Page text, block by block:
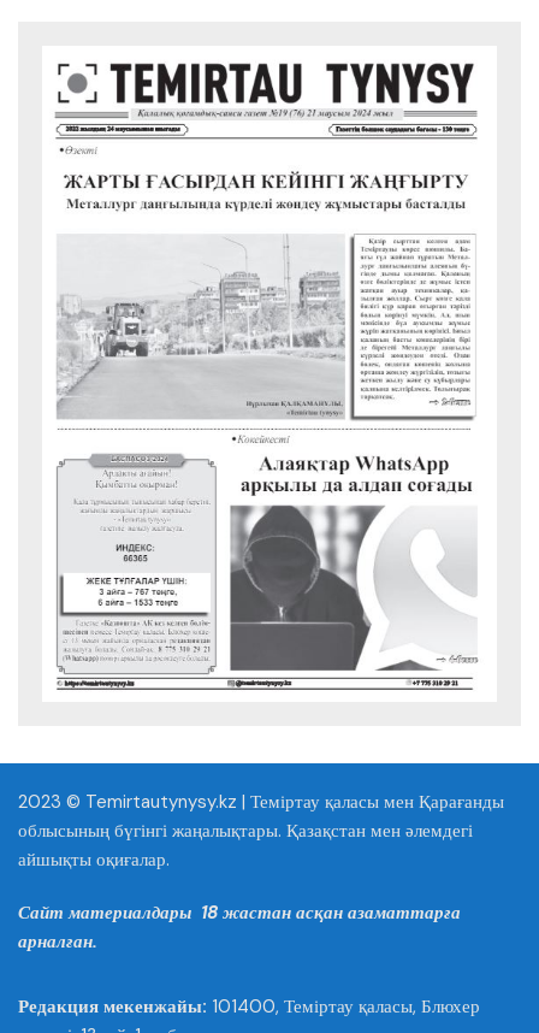
2023 © Temirtautynysy.kz | Теміртау қаласы мен Қарағанды
облысының бүгінгі жаңалықтары. Қазақстан мен әлемдегі
айшықты оқиғалар.
Сайт материалдары 18 жастан асқан азаматтарға
арналған.
Редакция мекенжайы: 101400, Теміртау қаласы, Блюхер